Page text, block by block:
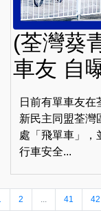
(荃灣葵
車友 自
日前有單車友
新民主同盟荃灣
處「飛單車」，
行車安全...
2 41 42